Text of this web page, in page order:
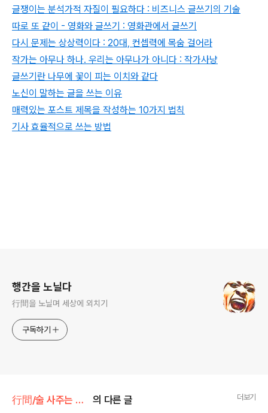
글쟁이는 분석가적 자질이 필요하다 : 비즈니스 글쓰기의 기술
따로 또 같이 - 영화와 글쓰기 : 영화관에서 글쓰기
다시 문제는 상상력이다 : 20대, 컨셉력에 목숨 걸어라
작가는 아무나 하나. 우리는 아무나가 아니다 : 작가사냥
글쓰기란 나무에 꽃이 피는 이치와 같다
노신이 말하는 글을 쓰는 이유
매력있는 포스트 제목을 작성하는 10가지 법칙
기사 효율적으로 쓰는 방법
행간을 노닐다
行間을 노닐며 세상에 외치기
구독하기
行間/술 사주는 읽고쓰기 의 다른 글 더보기